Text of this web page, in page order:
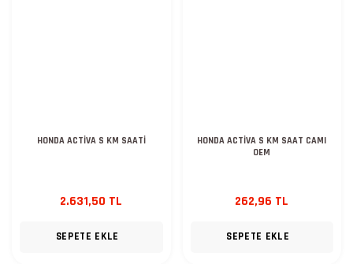
HONDA ACTİVA S KM SAATİ
2.631,50 TL
SEPETE EKLE
HONDA ACTİVA S KM SAAT CAMI
OEM
262,96 TL
SEPETE EKLE